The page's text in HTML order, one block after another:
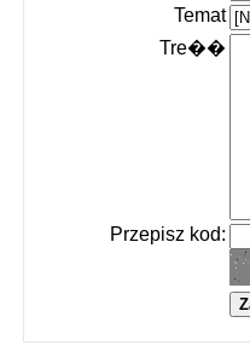
Temat
Tre��
Przepisz kod: